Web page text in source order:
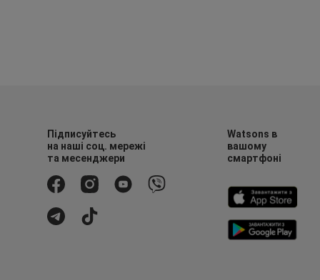
Підписуйтесь
на наші соц. мережі
та месенджери
Watsons в
вашому
смартфоні